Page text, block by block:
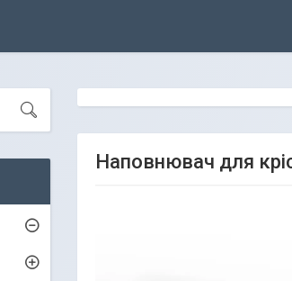
Наповнювач для